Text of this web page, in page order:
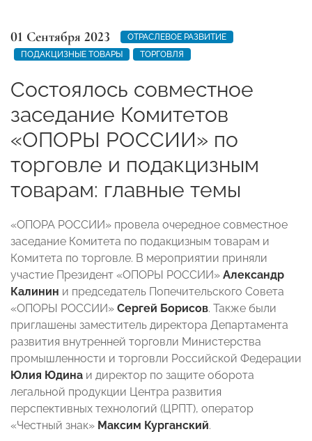
01 Сентября 2023
ОТРАСЛЕВОЕ РАЗВИТИЕ
ПОДАКЦИЗНЫЕ ТОВАРЫ
ТОРГОВЛЯ
Состоялось совместное
заседание Комитетов
«ОПОРЫ РОССИИ» по
торговле и подакцизным
товарам: главные темы
«ОПОРА РОССИИ» провела очередное совместное
заседание Комитета по подакцизным товарам и
Комитета по торговле. В мероприятии приняли
участие Президент «ОПОРЫ РОССИИ» Александр
Калинин и председатель Попечительского Совета
«ОПОРЫ РОССИИ» Сергей Борисов. Также были
приглашены заместитель директора Департамента
развития внутренней торговли Министерства
промышленности и торговли Российской Федерации
Юлия Юдина и директор по защите оборота
легальной продукции Центра развития
перспективных технологий (ЦРПТ), оператор
«Честный знак» Максим Курганский.